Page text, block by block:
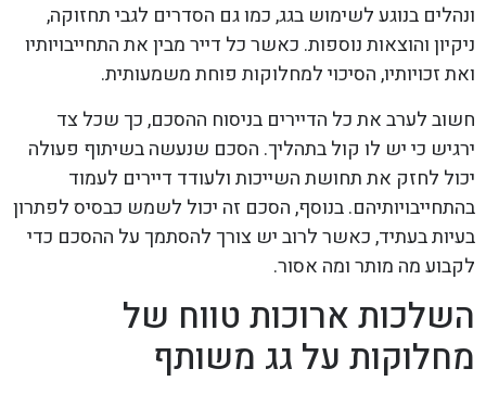
ונהלים בנוגע לשימוש בגג, כמו גם הסדרים לגבי תחזוקה,
ניקיון והוצאות נוספות. כאשר כל דייר מבין את התחייבויותיו
ואת זכויותיו, הסיכוי למחלוקות פוחת משמעותית.
חשוב לערב את כל הדיירים בניסוח ההסכם, כך שכל צד
ירגיש כי יש לו קול בתהליך. הסכם שנעשה בשיתוף פעולה
יכול לחזק את תחושת השייכות ולעודד דיירים לעמוד
בהתחייבויותיהם. בנוסף, הסכם זה יכול לשמש כבסיס לפתרון
בעיות בעתיד, כאשר לרוב יש צורך להסתמך על ההסכם כדי
לקבוע מה מותר ומה אסור.
השלכות ארוכות טווח של
מחלוקות על גג משותף